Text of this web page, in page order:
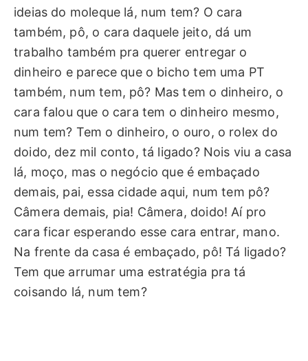
ideias do moleque lá, num tem? O cara
também, pô, o cara daquele jeito, dá um
trabalho também pra querer entregar o
dinheiro e parece que o bicho tem uma PT
também, num tem, pô? Mas tem o dinheiro, o
cara falou que o cara tem o dinheiro mesmo,
num tem? Tem o dinheiro, o ouro, o rolex do
doido, dez mil conto, tá ligado? Nois viu a casa
lá, moço, mas o negócio que é embaçado
demais, pai, essa cidade aqui, num tem pô?
Câmera demais, pia! Câmera, doido! Aí pro
cara ficar esperando esse cara entrar, mano.
Na frente da casa é embaçado, pô! Tá ligado?
Tem que arrumar uma estratégia pra tá
coisando lá, num tem?